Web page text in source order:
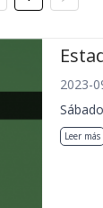
2023-
Leer más